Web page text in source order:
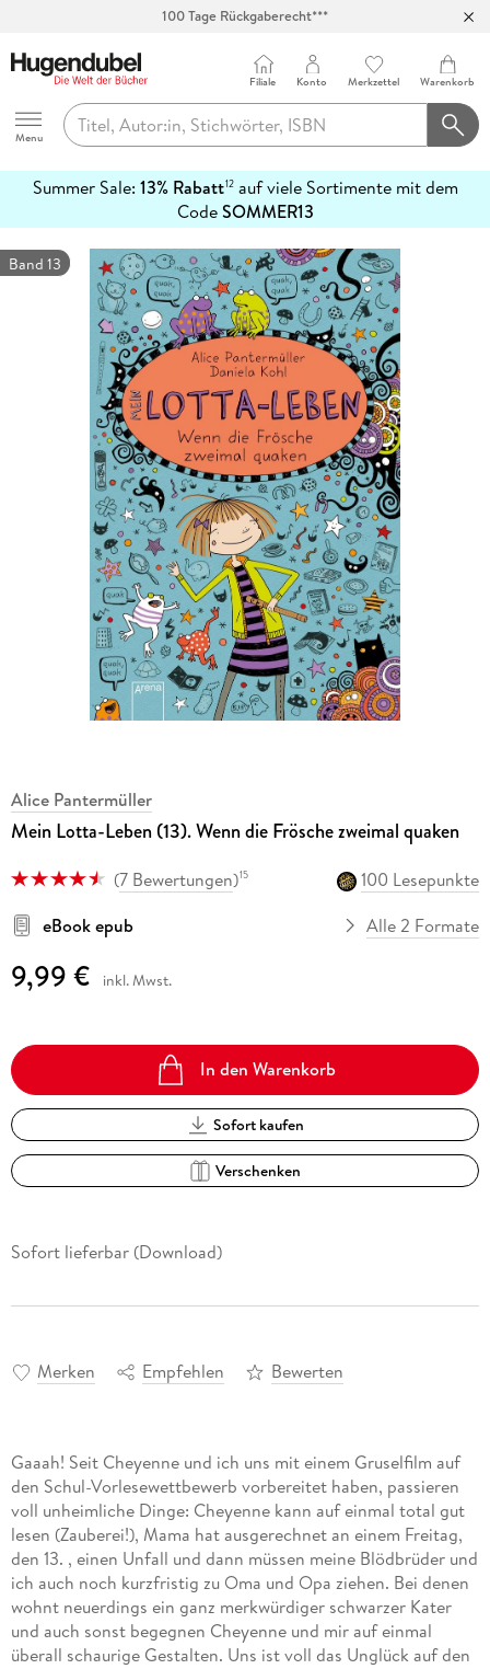
100 Tage Rückgaberecht***
Hugendubel
Menu
Filiale Konto Merkzettel Warenkorb
Summer Sale: 13% Rabatt12auf viele Sortimente mit dem
CodeSOMMER13
erfahren
Band 13
Alice Pantermüller
Mein Lotta-Leben (13). Wenn die Frösche zweimal quaken
(7 Bewertungen)15
100 Lesepunkte
eBook epub
Alle 2 Formate
9,99 € inkl. Mwst.
In den Warenkorb
Sofort kaufen
Verschenken
Sofort lieferbar (Download)
Merken Empfehlen Bewerten
Gaaah! Seit Cheyenne und ich uns mit einem Gruselfilm auf
den Schul-Vorlesewettbewerb vorbereitet haben, passieren
voll unheimliche Dinge: Cheyenne kann auf einmal total gut
lesen (Zauberei!), Mama hat ausgerechnet an einem Freitag,
den 13. , einen Unfall und dann müssen meine Blödbrüder und
ich auch noch kurzfristig zu Oma und Opa ziehen. Bei denen
wohnt neuerdings ein ganz merkwürdiger schwarzer Kater
und auch sonst begegnen Cheyenne und mir auf einmal
überall schaurige Gestalten. Uns ist voll das Unglück auf den